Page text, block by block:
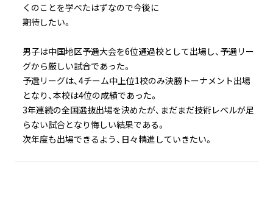
くのことを学べたはずなので今後に
期待したい。
男子は中国地区予選大会を6位通過校として出場し、予選リー
グから厳しい試合であった。
予選リーグは、4チーム中上位1校のみ決勝トーナメント出場
となり、本校は4位の成績であった。
3年連続の全国選抜出場を決めたが、まだまだ技術レベルが足
らない試合となり悔しい結果である。
次年度も出場できるよう、日々精進していきたい。